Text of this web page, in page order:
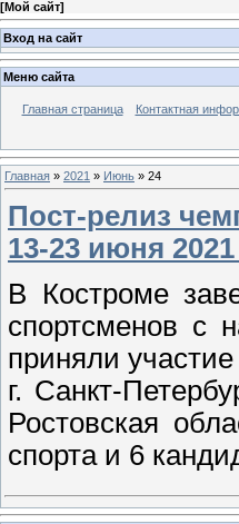
[Мой сайт]
Вход на сайт
Меню сайта
Главная страница Контактная
Главная » 2021 » Июнь » 24
Пост-релиз
13-23 июня
В Костроме
спортсменов с
приняли
г. Санкт-
Ростовская
спорта и 6